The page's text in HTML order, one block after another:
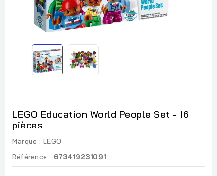
LEGO Education World People Set - 16
pièces
Marque : LEGO
Référence : 673419231091